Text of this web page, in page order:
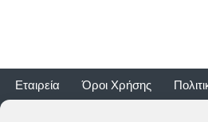
Εταιρεία Όροι Χρήσης